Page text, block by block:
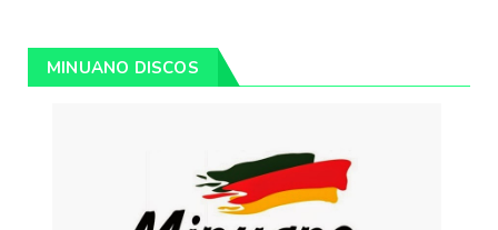
MINUANO DISCOS